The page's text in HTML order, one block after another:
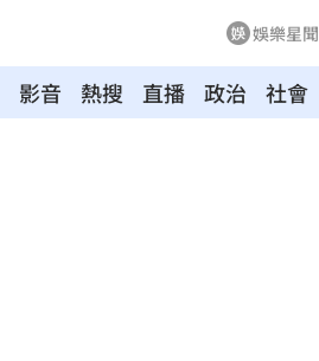
娛樂星聞
影音 熱搜 直播 政治 社會